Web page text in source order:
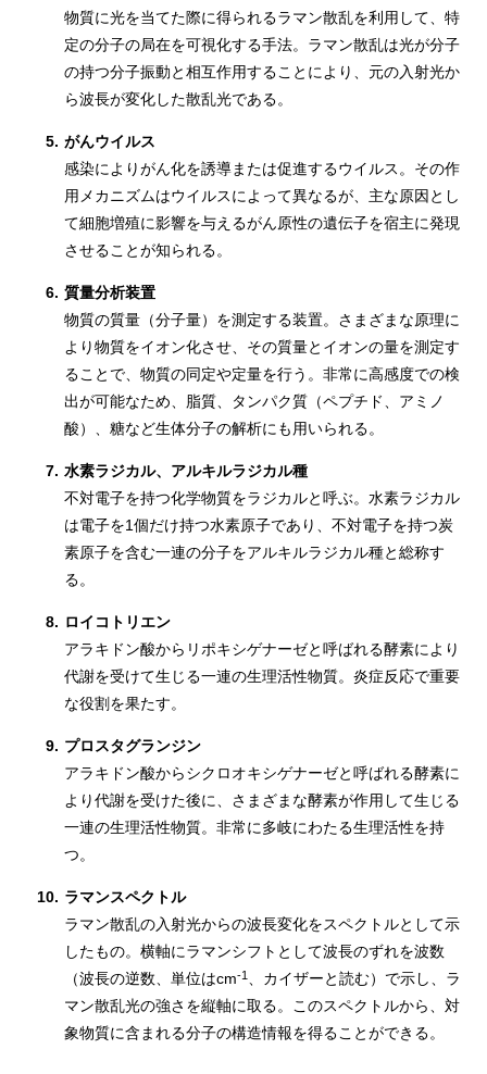
物質に光を当てた際に得られるラマン散乱を利用して、特
定の分子の局在を可視化する手法。ラマン散乱は光が分子
の持つ分子振動と相互作用することにより、元の入射光か
ら波長が変化した散乱光である。
5. がんウイルス
感染によりがん化を誘導または促進するウイルス。その作
用メカニズムはウイルスによって異なるが、主な原因とし
て細胞増殖に影響を与えるがん原性の遺伝子を宿主に発現
させることが知られる。
6. 質量分析装置
物質の質量（分子量）を測定する装置。さまざまな原理に
より物質をイオン化させ、その質量とイオンの量を測定す
ることで、物質の同定や定量を行う。非常に高感度での検
出が可能なため、脂質、タンパク質（ペプチド、アミノ
酸）、糖など生体分子の解析にも用いられる。
7. 水素ラジカル、アルキルラジカル種
不対電子を持つ化学物質をラジカルと呼ぶ。水素ラジカル
は電子を1個だけ持つ水素原子であり、不対電子を持つ炭
素原子を含む一連の分子をアルキルラジカル種と総称す
る。
8. ロイコトリエン
アラキドン酸からリポキシゲナーゼと呼ばれる酵素により
代謝を受けて生じる一連の生理活性物質。炎症反応で重要
な役割を果たす。
9. プロスタグランジン
アラキドン酸からシクロオキシゲナーゼと呼ばれる酵素に
より代謝を受けた後に、さまざまな酵素が作用して生じる
一連の生理活性物質。非常に多岐にわたる生理活性を持
つ。
10. ラマンスペクトル
ラマン散乱の入射光からの波長変化をスペクトルとして示
したもの。横軸にラマンシフトとして波長のずれを波数
（波長の逆数、単位はcm-1
、カイザーと読む）で示し、ラ
マン散乱光の強さを縦軸に取る。このスペクトルから、対
象物質に含まれる分子の構造情報を得ることができる。